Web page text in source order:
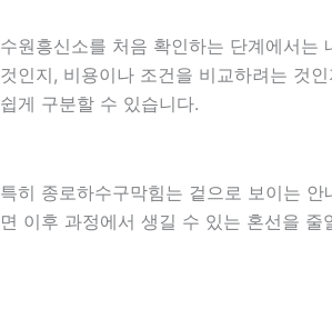
수원흥신소를 처음 확인하는 단계에서
것인지, 비용이나 조건을 비교하려는 것
쉽게 구분할 수 있습니다.
특히 종로하수구막힘는 겉으로 보이는
면 이후 과정에서 생길 수 있는 혼선을